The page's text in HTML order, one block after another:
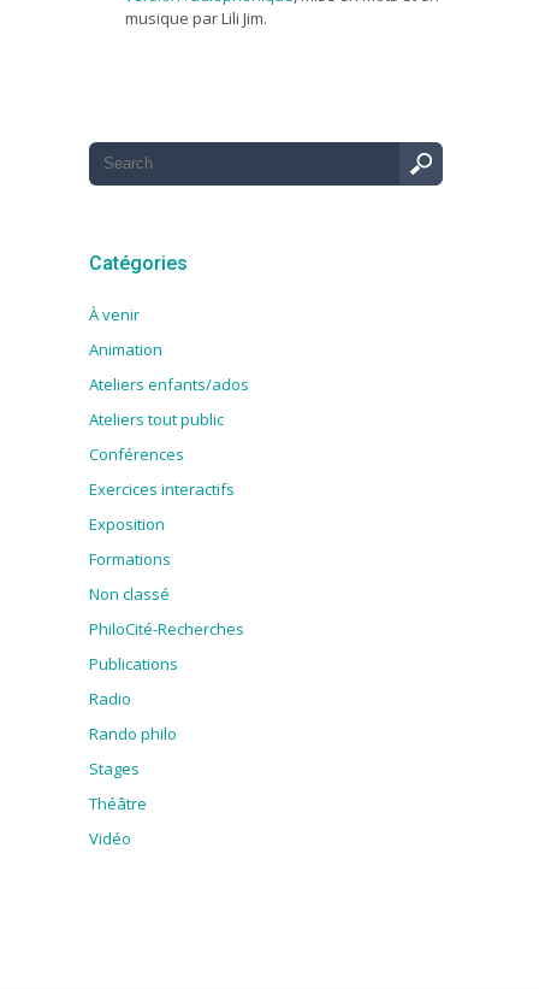
musique par Lili Jim.
Catégories
À venir
Animation
Ateliers enfants/ados
Ateliers tout public
Conférences
Exercices interactifs
Exposition
Formations
Non classé
PhiloCité-Recherches
Publications
Radio
Rando philo
Stages
Théâtre
Vidéo